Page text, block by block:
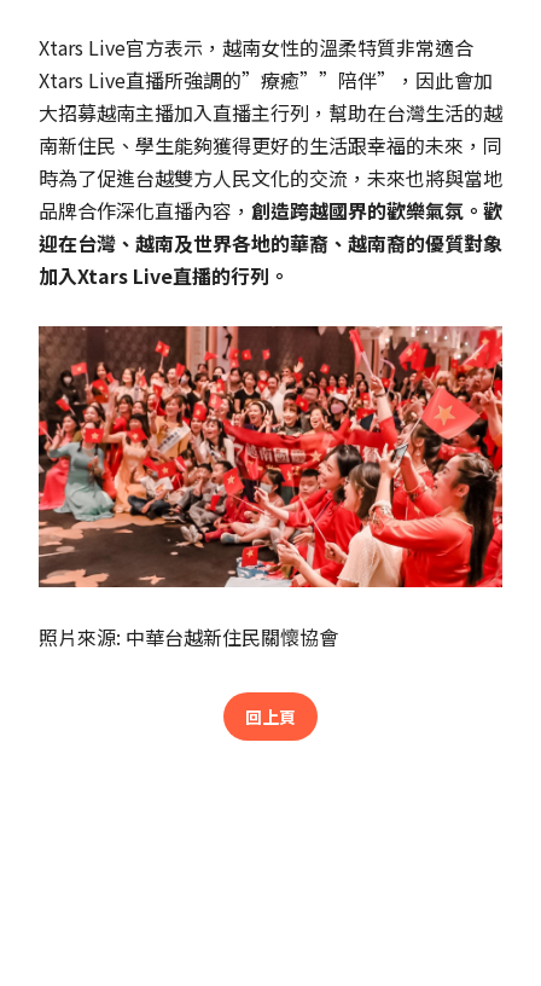
Xtars Live官方表示，越南女性的溫柔特質非常適合
Xtars Live直播所強調的”療癒””陪伴”，因此會加
大招募越南主播加入直播主行列，幫助在台灣生活的越
南新住民、學生能夠獲得更好的生活跟幸福的未來，同
時為了促進台越雙方人民文化的交流，未來也將與當地
品牌合作深化直播內容， 創造跨越國界的歡樂氣氛。歡
迎在台灣、越南及世界各地的華裔、越南裔的優質對象
加入Xtars Live直播的行列。
照片來源: 中華台越新住民關懷協會
回上頁